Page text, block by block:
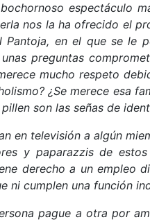
espectáculo
nos la ha ofrecido el
en el que se
preguntas
mucho respeto
¿Se merece esa
son las señas de
en televisión a algún
y paparazzis de
derecho a un empleo
ni cumplen una función
pague a otra por